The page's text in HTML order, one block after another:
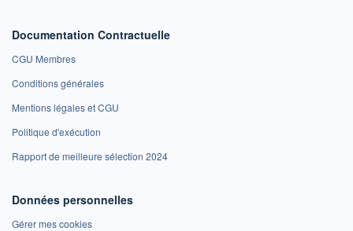
Documentation Contractuelle
CGU Membres
Conditions générales
Mentions légales et CGU
Politique d'exécution
Rapport de meilleure sélection 2024
Données personnelles
Gérer mes cookies